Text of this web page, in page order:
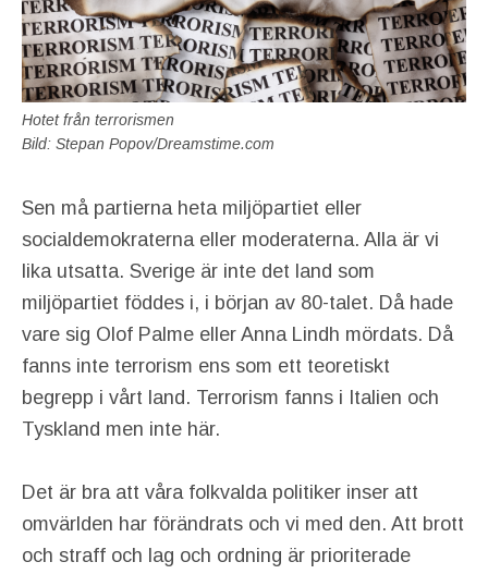
Hotet från terrorismen
Bild: Stepan Popov/Dreamstime.com
Sen må partierna heta miljöpartiet eller
socialdemokraterna eller moderaterna. Alla är vi
lika utsatta. Sverige är inte det land som
miljöpartiet föddes i, i början av 80-talet. Då hade
vare sig Olof Palme eller Anna Lindh mördats. Då
fanns inte terrorism ens som ett teoretiskt
begrepp i vårt land. Terrorism fanns i Italien och
Tyskland men inte här.
Det är bra att våra folkvalda politiker inser att
omvärlden har förändrats och vi med den. Att brott
och straff och lag och ordning är prioriterade